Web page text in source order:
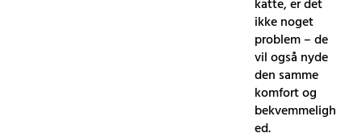
katte, er det
ikke noget
problem – de
vil også nyde
den samme
komfort og
bekvemmeligh